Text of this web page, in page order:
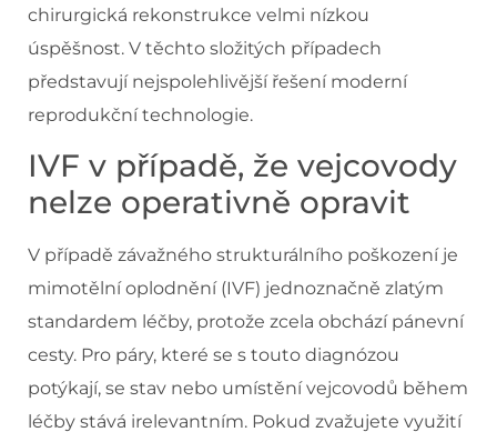
chirurgická rekonstrukce velmi nízkou
úspěšnost. V těchto složitých případech
představují nejspolehlivější řešení moderní
reprodukční technologie.
IVF v případě, že vejcovody
nelze operativně opravit
V případě závažného strukturálního poškození je
mimotělní oplodnění (IVF) jednoznačně zlatým
standardem léčby, protože zcela obchází pánevní
cesty. Pro páry, které se s touto diagnózou
potýkají, se stav nebo umístění vejcovodů během
léčby stává irelevantním. Pokud zvažujete využití